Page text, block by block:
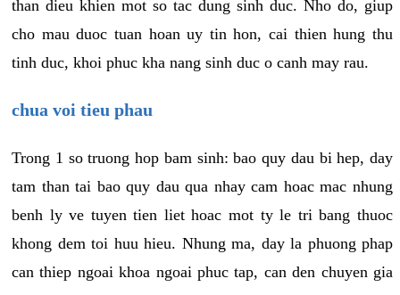
than dieu khien mot so tac dung sinh duc. Nho do, giup
cho mau duoc tuan hoan uy tin hon, cai thien hung thu
tinh duc, khoi phuc kha nang sinh duc o canh may rau.
chua voi tieu phau
Trong 1 so truong hop bam sinh: bao quy dau bi hep, day
tam than tai bao quy dau qua nhay cam hoac mac nhung
benh ly ve tuyen tien liet hoac mot ty le tri bang thuoc
khong dem toi huu hieu. Nhung ma, day la phuong phap
can thiep ngoai khoa ngoai phuc tap, can den chuyen gia